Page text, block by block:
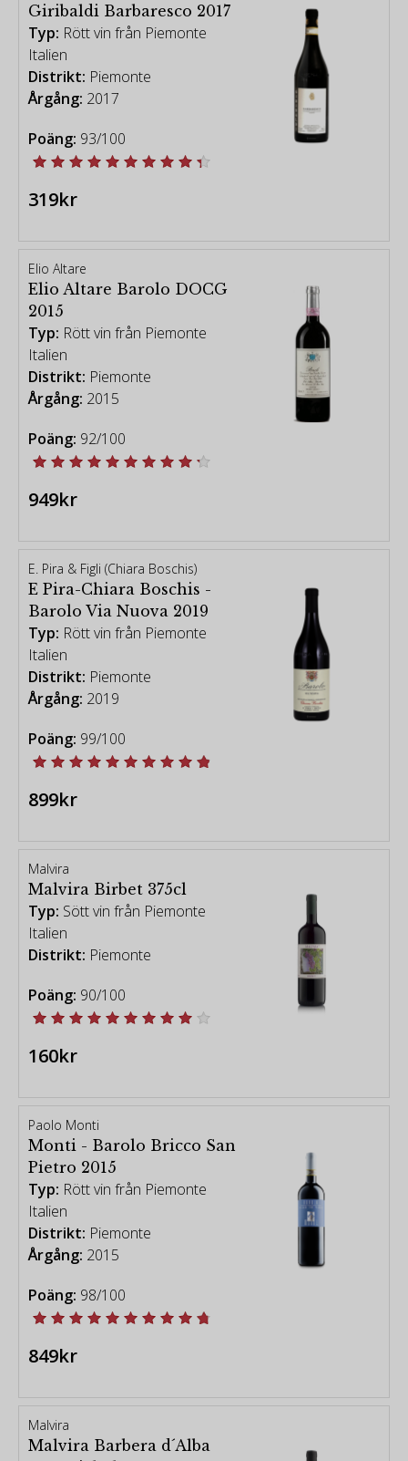
Giribaldi Barbaresco 2017
Typ: Rött vin från Piemonte
Italien
Distrikt: Piemonte
Årgång: 2017
Poäng: 93/100
319kr
Elio Altare
Elio Altare Barolo DOCG
2015
Typ: Rött vin från Piemonte
Italien
Distrikt: Piemonte
Årgång: 2015
Poäng: 92/100
949kr
E. Pira & Figli (Chiara Boschis)
E Pira-Chiara Boschis -
Barolo Via Nuova 2019
Typ: Rött vin från Piemonte
Italien
Distrikt: Piemonte
Årgång: 2019
Poäng: 99/100
899kr
Malvira
Malvira Birbet 375cl
Typ: Sött vin från Piemonte
Italien
Distrikt: Piemonte
Poäng: 90/100
160kr
Paolo Monti
Monti - Barolo Bricco San
Pietro 2015
Typ: Rött vin från Piemonte
Italien
Distrikt: Piemonte
Årgång: 2015
Poäng: 98/100
849kr
Malvira
Malvira Barbera d´Alba